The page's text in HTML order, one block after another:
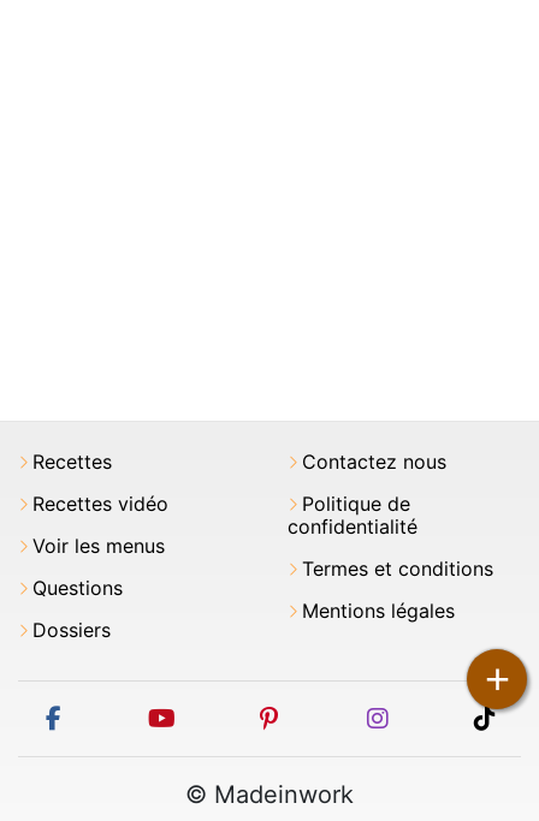
+
Recettes
Recettes vidéo
Voir les menus
Questions
Dossiers
Contactez nous
Politique de
confidentialité
Termes et conditions
Mentions légales
facebook youtube pinterest instagram
© Madeinwork